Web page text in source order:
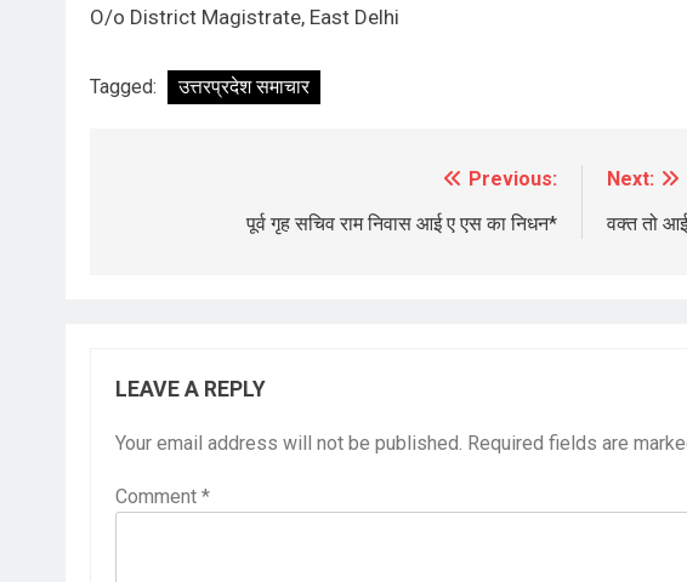
O/o District Magistrate, East Delhi
Tagged: उत्तरप्रदेश समाचार
navigation
Previous:
पूर्व गृह सचिव राम निवास आई ए एस का निधन*
Next:
वक्त तो
LEAVE A REPLY
Your email address will not be published. Required fields are
Comment *